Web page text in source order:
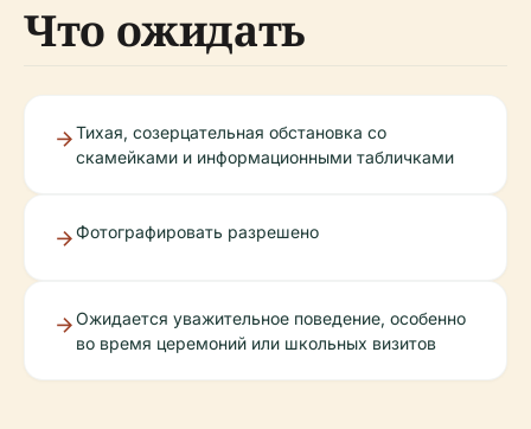
Что ожидать
Тихая, созерцательная обстановка со
скамейками и информационными табличками
Фотографировать разрешено
Ожидается уважительное поведение, особенно
во время церемоний или школьных визитов